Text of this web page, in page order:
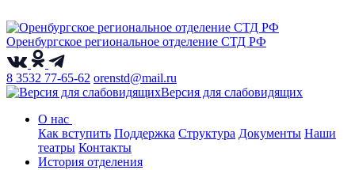
Оренбургское региональное отделение СТД РФ
8 3532 77-65-62 orenstd@mail.ru
Версия для слабовидящих
О нас
Как вступить Поддержка Структура Документы Наши
театры Контакты
История отделения